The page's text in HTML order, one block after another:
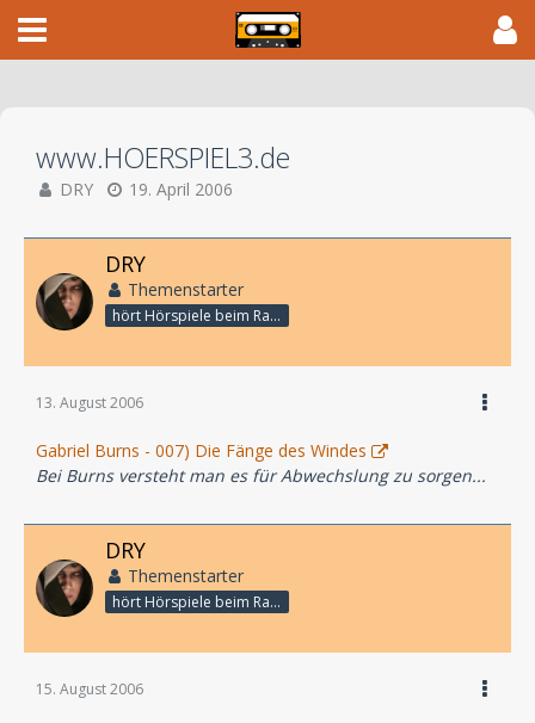
www.HOERSPIEL3.de
DRY 19. April 2006
DRY
Themenstarter
hört Hörspiele beim Rasenmähen
13. August 2006
Gabriel Burns - 007) Die Fänge des Windes
Bei Burns versteht man es für Abwechslung zu sorgen...
DRY
Themenstarter
hört Hörspiele beim Rasenmähen
15. August 2006